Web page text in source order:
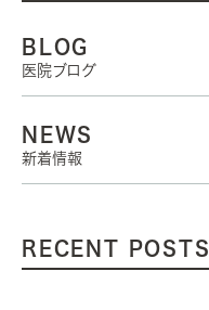
BLOG
医院ブログ
NEWS
新着情報
RECENT POSTS